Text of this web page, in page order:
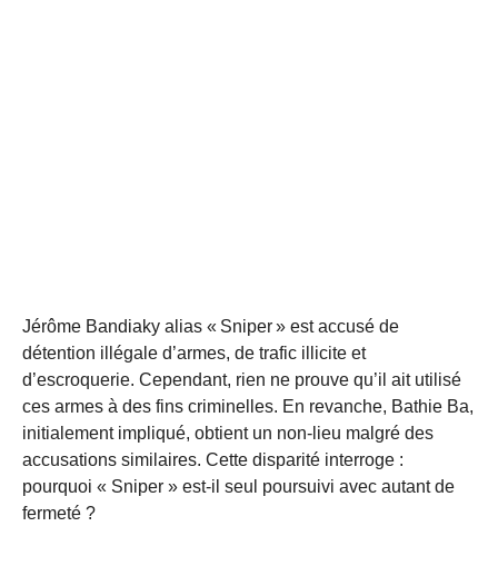
Jérôme Bandiaky alias « Sniper » est accusé de
détention illégale d’armes, de trafic illicite et
d’escroquerie. Cependant, rien ne prouve qu’il ait utilisé
ces armes à des fins criminelles. En revanche, Bathie Ba,
initialement impliqué, obtient un non-lieu malgré des
accusations similaires. Cette disparité interroge :
pourquoi « Sniper » est-il seul poursuivi avec autant de
fermeté ?